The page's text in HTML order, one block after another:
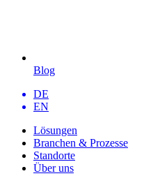
Blog
DE
EN
Lösungen
Branchen & Prozesse
Standorte
Über uns